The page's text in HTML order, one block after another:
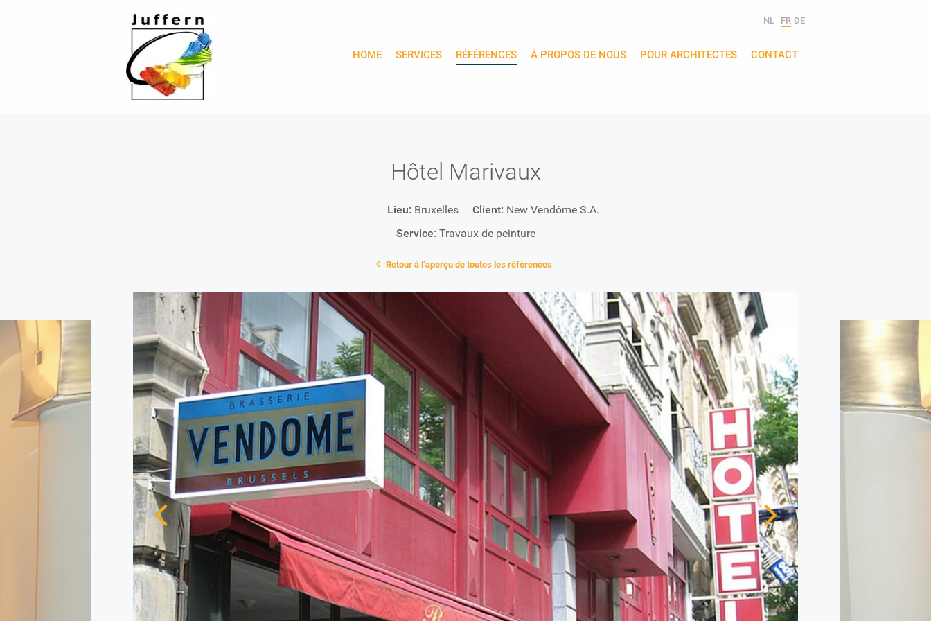
NL FR DE
HOME SERVICES RÉFÉRENCES À PROPOS DE NOUS POUR ARCHITECTES CONTACT
Hôtel Marivaux
Lieu: Bruxelles Client: New Vendôme S.A.
Service: Travaux de peinture
Retour à l’aperçu de toutes les références